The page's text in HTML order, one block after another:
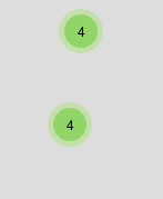
4
4